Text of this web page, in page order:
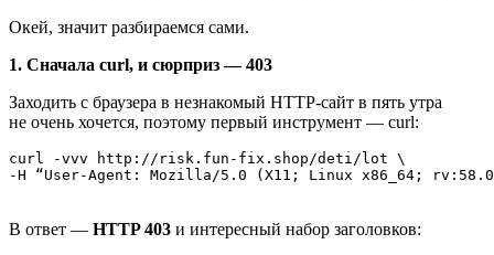
Окей, значит разбираемся сами.
1. Сначала curl, и сюрприз — 403
Заходить с браузера в незнакомый HTTP‑сайт в пять утра
не очень хочется, поэтому первый инструмент — curl:
curl ‑vvv http://risk.fun‑fix.shop/deti/lot \
‑H “User‑Agent: Mozilla/5.0 (X11; Linux x86_64;
В ответ — HTTP 403 и интересный набор заголовков: